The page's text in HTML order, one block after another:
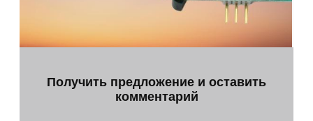
Получить предложение и оставить
комментарий